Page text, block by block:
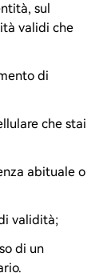
sul
validi che
di
che stai
abituale o
validità;
di un